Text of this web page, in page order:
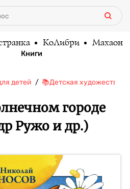
КоЛибри Махаон
Книги
детей 📚Детская
городе
Ружо и др.)